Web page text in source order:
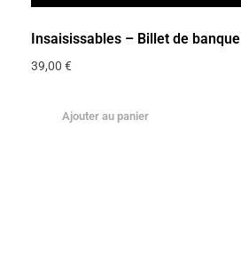
Insaisissables – Billet de banque
39,00 €
Ajouter au panier